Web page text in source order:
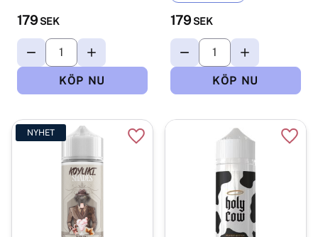
179 SEK 179 SEK
NYHET
Lägg till i favoriter